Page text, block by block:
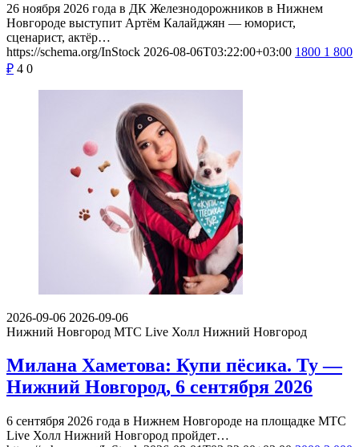
26 ноября 2026 года в ДК Железнодорожников в Нижнем
Новгороде выступит Артём Калайджян — юморист,
сценарист, актёр…
https://schema.org/InStock 2026-08-06T03:22:00+03:00 1800 1 800
₽ 4 0
2026-09-06 2026-09-06
Нижний Новгород МТС Live Холл Нижний Новгород
Милана Хаметова: Купи пёсика. Ту —
Нижний Новгород, 6 сентября 2026
6 сентября 2026 года в Нижнем Новгороде на площадке МТС
Live Холл Нижний Новгород пройдет…